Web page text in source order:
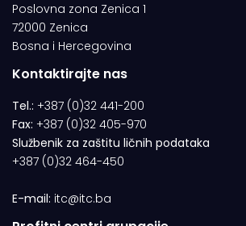
Poslovna zona Zenica 1
72000 Zenica
Bosna i Hercegovina
Kontaktirajte nas
Tel.: +387 (0)32 441-200
Fax: +387 (0)32 405-970
Službenik za zaštitu ličnih podataka
+387 (0)32 464-450
E-mail: itc@itc.ba